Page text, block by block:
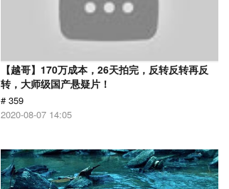
【越哥】170万成本，26天拍完，反转反转再反
转，大师级国产悬疑片！
# 359
2020-08-07 14:05